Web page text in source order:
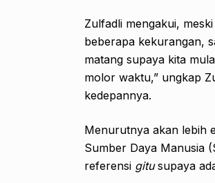
Zulfadli mengakui,
beberapa kekurangan,
matang supaya kita
molor waktu,” ungkap
kedepannya.
Menurutnya akan lebih
Sumber Daya Manusia
referensi gitusupaya